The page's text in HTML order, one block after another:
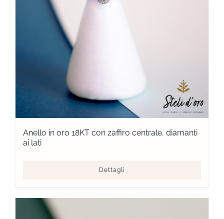
Anello in oro 18KT con zaffiro centrale, diamanti
ai lati
Dettagli